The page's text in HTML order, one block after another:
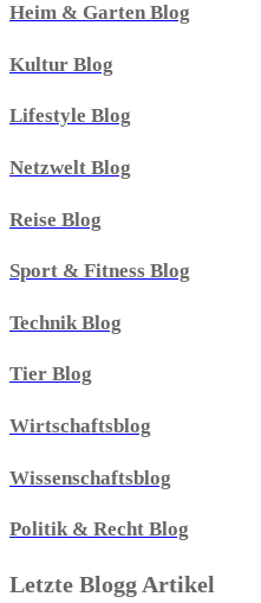
Heim & Garten Blog
Kultur Blog
Lifestyle Blog
Netzwelt Blog
Reise Blog
Sport & Fitness Blog
Technik Blog
Tier Blog
Wirtschaftsblog
Wissenschaftsblog
Politik & Recht Blog
Letzte Blogg Artikel